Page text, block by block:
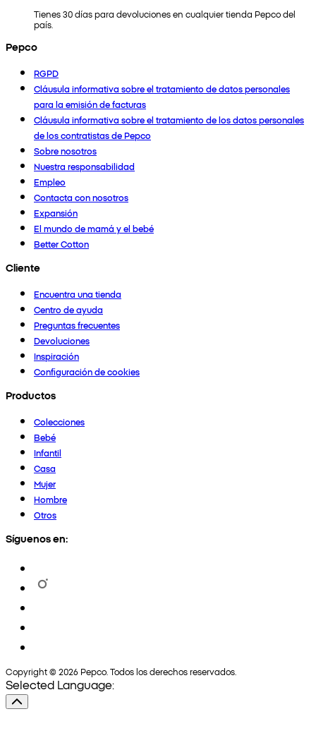
Tienes 30 días para devoluciones en cualquier tienda Pepco del
país.
Pepco
RGPD
Cláusula informativa sobre el tratamiento de datos personales
para la emisión de facturas
Cláusula informativa sobre el tratamiento de los datos personales
de los contratistas de Pepco
Sobre nosotros
Nuestra responsabilidad
Empleo
Contacta con nosotros
Expansión
El mundo de mamá y el bebé
Better Cotton
Cliente
Encuentra una tienda
Centro de ayuda
Preguntas frecuentes
Devoluciones
Inspiración
Configuración de cookies
Productos
Colecciones
Bebé
Infantil
Casa
Mujer
Hombre
Otros
Síguenos en:
Copyright © 2026 Pepco. Todos los derechos reservados.
Selected Language: